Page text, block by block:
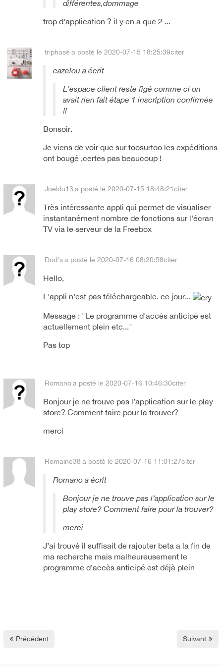
différentes,dommage
trop d'application ? il y en a que 2 ...
triphasé a posté le 2020-07-15 18:25:39citer
cazelou a écrit
L'espace client reste figé comme ci on
avait rien fait étape 1 inscription confirmée
!!
Bonsoir.
Je viens de voir que sur toosurtoo les expéditions
ont bougé ,certes pas beaucoup !
Joeldu13 a posté le 2020-07-15 18:48:21citer
Très intéressante appli qui permet de visualiser
instantanément nombre de fonctions sur l'écran
TV via le serveur de la Freebox
Dod's a posté le 2020-07-16 08:20:58citer
Hello,
L'appli n'est pas téléchargeable. ce jour...
Message : "Le programme d'accès anticipé est
actuellement plein etc..."
Pas top
Romano a posté le 2020-07-16 10:46:30citer
Bonjour je ne trouve pas l’application sur le play
store? Comment faire pour la trouver?
merci
Romaine38 a posté le 2020-07-16 11:01:27citer
Romano a écrit
Bonjour je ne trouve pas l’application sur le
play store? Comment faire pour la trouver?
merci
J’ai trouvé il suffisait de rajouter beta a la fin de
ma recherche mais malheureusement le
programme d’accès anticipé est déjà plein
Précédent Suivant